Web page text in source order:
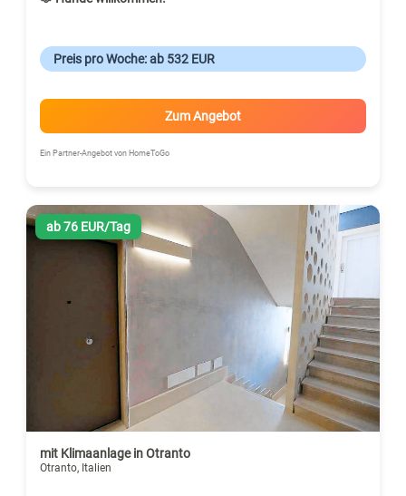
Preis pro Woche: ab 532 EUR
Zum Angebot
Ein Partner-Angebot von HomeToGo
ab 76 EUR/Tag
mit Klimaanlage in Otranto
Otranto, Italien